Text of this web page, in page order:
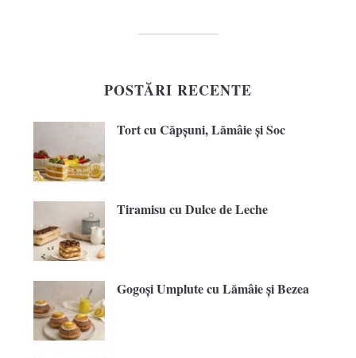
POSTĂRI RECENTE
Tort cu Căpșuni, Lămâie și Soc
Tiramisu cu Dulce de Leche
Gogoși Umplute cu Lămâie și Bezea